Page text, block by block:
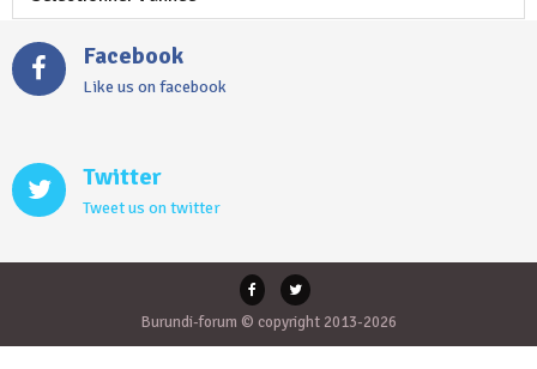
Facebook
Like us on facebook
Twitter
Tweet us on twitter
Burundi-forum © copyright 2013-2026